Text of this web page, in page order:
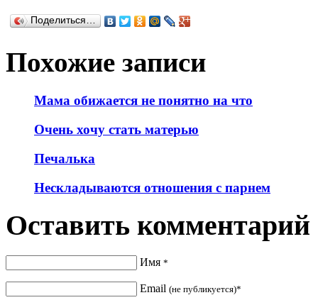
Поделиться…
Похожие записи
Мама обижается не понятно на что
Очень хочу стать матерью
Печалька
Нескладываются отношения с парнем
Оставить комментарий
Имя *
Email (не публикуется)*